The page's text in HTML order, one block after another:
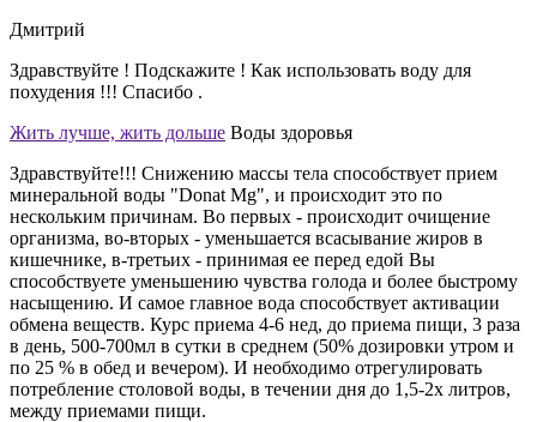
Дмитрий
Здравствуйте ! Подскажите ! Как использовать воду для
похудения !!! Спасибо .
Жить лучше, жить дольше Воды здоровья
Здравствуйте!!! Снижению массы тела способствует прием
минеральной воды "Donat Mg", и происходит это по
нескольким причинам. Во первых - происходит очищение
организма, во-вторых - уменьшается всасывание жиров в
кишечнике, в-третьих - принимая ее перед едой Вы
способствуете уменьшению чувства голода и более быстрому
насыщению. И самое главное вода способствует активации
обмена веществ. Курс приема 4-6 нед, до приема пищи, 3 раза
в день, 500-700мл в сутки в среднем (50% дозировки утром и
по 25 % в обед и вечером). И необходимо отрегулировать
потребление столовой воды, в течении дня до 1,5-2х литров,
между приемами пищи.